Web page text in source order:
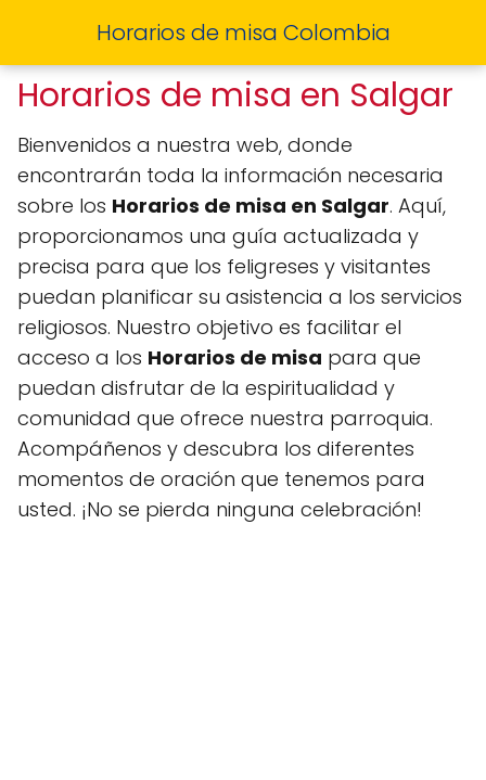
Horarios de misa Colombia
Horarios de misa en Salgar
Bienvenidos a nuestra web, donde
encontrarán toda la información necesaria
sobre los Horarios de misa en Salgar. Aquí,
proporcionamos una guía actualizada y
precisa para que los feligreses y visitantes
puedan planificar su asistencia a los servicios
religiosos. Nuestro objetivo es facilitar el
acceso a los Horarios de misa para que
puedan disfrutar de la espiritualidad y
comunidad que ofrece nuestra parroquia.
Acompáñenos y descubra los diferentes
momentos de oración que tenemos para
usted. ¡No se pierda ninguna celebración!